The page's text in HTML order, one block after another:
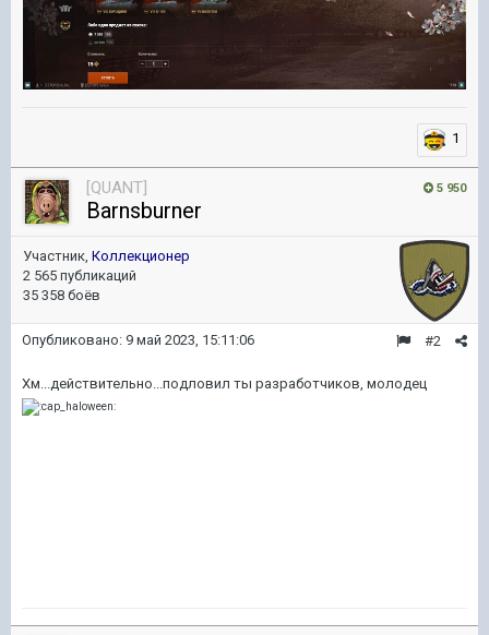
1
5 950
[QUANT]
Barnsburner
Участник, Коллекционер
2 565 публикаций
35 358 боёв
#2
Опубликовано: 9 май 2023, 15:11:06
Хм...действительно...подловил ты разработчиков, молодец